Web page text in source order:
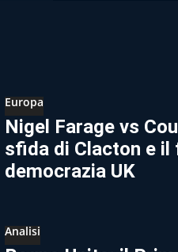
Europa
Nigel Farage vs
sfida di Clacton e il
democrazia UK
Analisi